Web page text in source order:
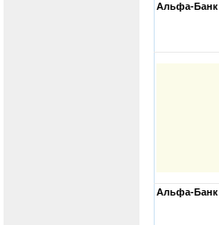
Альфа-Банк
Альфа-Банк